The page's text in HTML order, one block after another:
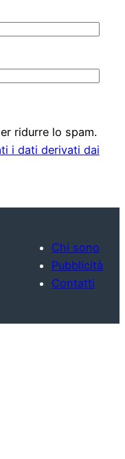
ridurre lo spam.
i dati derivati dai
Chi sono
Pubblicità
Contatti